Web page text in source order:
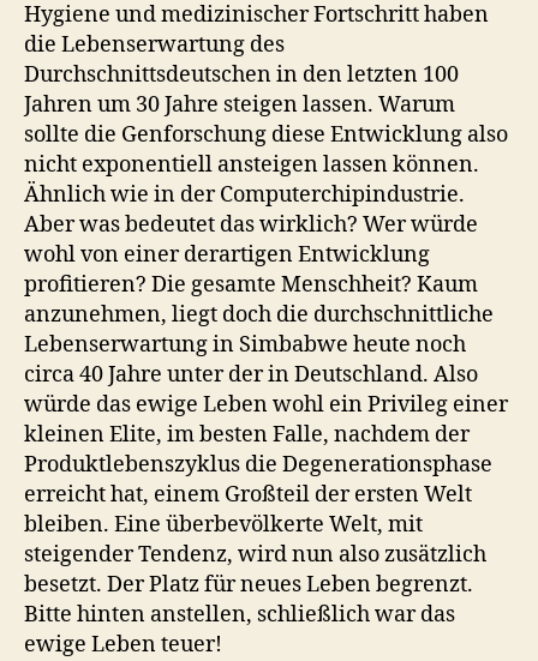
Hygiene und medizinischer Fortschritt haben
die Lebenserwartung des
Durchschnittsdeutschen in den letzten 100
Jahren um 30 Jahre steigen lassen. Warum
sollte die Genforschung diese Entwicklung also
nicht exponentiell ansteigen lassen können.
Ähnlich wie in der Computerchipindustrie.
Aber was bedeutet das wirklich? Wer würde
wohl von einer derartigen Entwicklung
profitieren? Die gesamte Menschheit? Kaum
anzunehmen, liegt doch die durchschnittliche
Lebenserwartung in Simbabwe heute noch
circa 40 Jahre unter der in Deutschland. Also
würde das ewige Leben wohl ein Privileg einer
kleinen Elite, im besten Falle, nachdem der
Produktlebenszyklus die Degenerationsphase
erreicht hat, einem Großteil der ersten Welt
bleiben. Eine überbevölkerte Welt, mit
steigender Tendenz, wird nun also zusätzlich
besetzt. Der Platz für neues Leben begrenzt.
Bitte hinten anstellen, schließlich war das
ewige Leben teuer!